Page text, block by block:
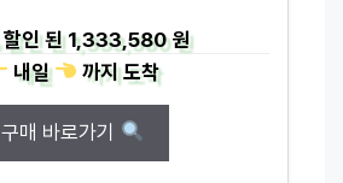
인 된1,333,580 원
내일
까지도착
구매 바로가기